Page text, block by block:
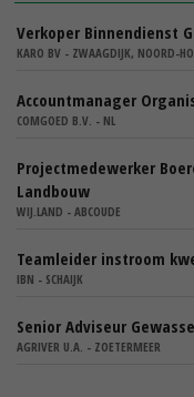
Verkoper Binnendienst
KARO BV - ZWAAGDIJK, NOORD-
Accountmanager
COMGOED B.V. - NL
Projectmedewerker
Landbouw
WIJ.LAND - ABCOUDE
Teamleider instroom
IBN - SCHAIJK
Senior Adviseur
AGRIVER U.A. - ZOETERMEER